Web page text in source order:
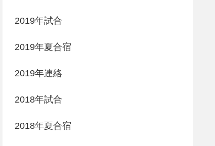
2019年試合
2019年夏合宿
2019年連絡
2018年試合
2018年夏合宿